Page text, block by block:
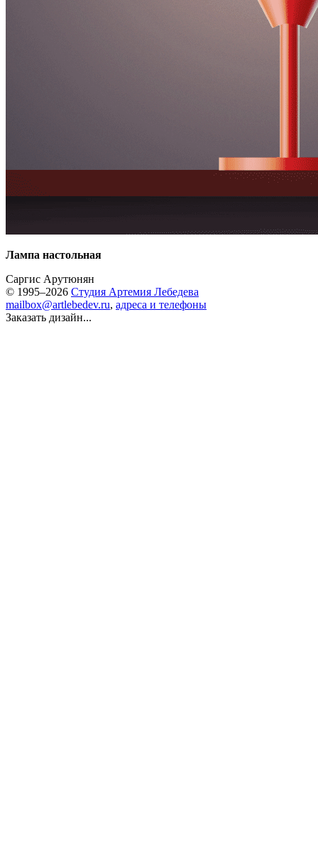
Лампа настольная
Саргис Арутюнян
© 1995–2026 Студия Артемия Лебедева
mailbox@artlebedev.ru, адреса и телефоны
Заказать дизайн...